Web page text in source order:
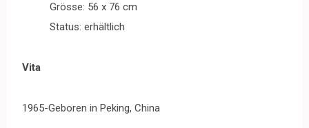
Grösse: 56 x 76 cm
Status: erhältlich
Vita
1965-Geboren in Peking, China